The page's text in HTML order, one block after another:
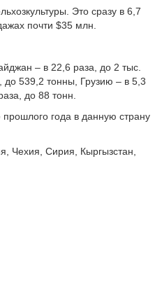
Это сразу в 6,7
почти $35 млн.
– в 22,6 раза, до 2 тыс.
до 539,2 тонны, Грузию – в 5,3
до 88 тонн.
года в данную страну
Чехия, Сирия, Кыргызстан,